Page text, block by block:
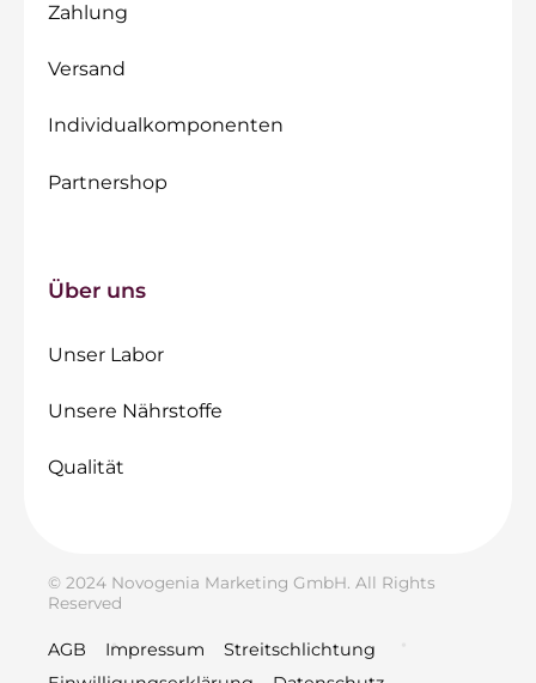
Zahlung
Versand
Individualkomponenten
Partnershop
Über uns
Unser Labor
Unsere Nährstoffe
Qualität
© 2024 Novogenia Marketing GmbH. All Rights
Reserved
AGB Impressum
Streitschlichtung